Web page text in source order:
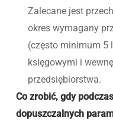
Zalecane jest
okres wymagany
(często minimum 5
księgowymi i
przedsiębiorstwa.
Co zrobić, gdy
dopuszczalnych